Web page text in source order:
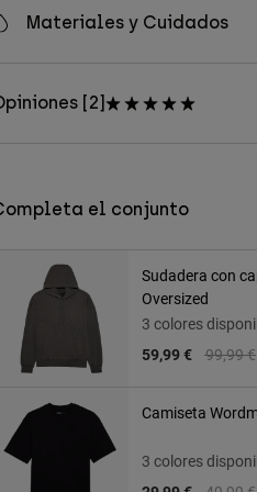
Materiales y Cuidados
[2]
el conjunto
Sudadera con
Oversized
3 colores
Price
99,99 €to
59,99 €
Camiseta
3 colores